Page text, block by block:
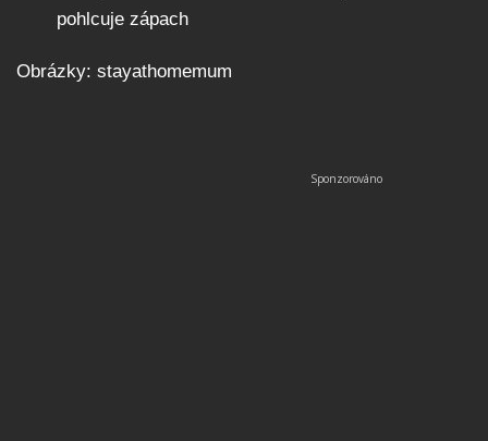
pohlcuje zápach
Obrázky: stayathomemum